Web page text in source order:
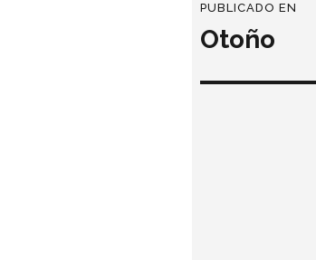
de
entradas
PUBLICADO EN
Otoño